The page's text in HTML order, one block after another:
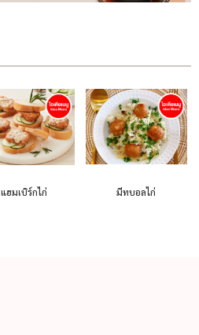
แฮมเบิร์กไก่ มีทบอลไก่